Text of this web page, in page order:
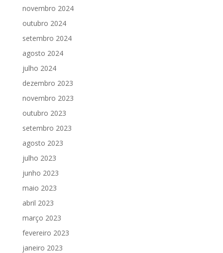
novembro 2024
outubro 2024
setembro 2024
agosto 2024
julho 2024
dezembro 2023
novembro 2023
outubro 2023
setembro 2023
agosto 2023
julho 2023
junho 2023
maio 2023
abril 2023
março 2023
fevereiro 2023
janeiro 2023